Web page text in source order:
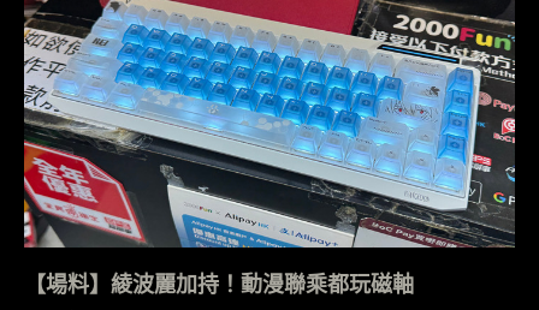
【場料】綾波麗加持！動漫聯乘都玩磁軸